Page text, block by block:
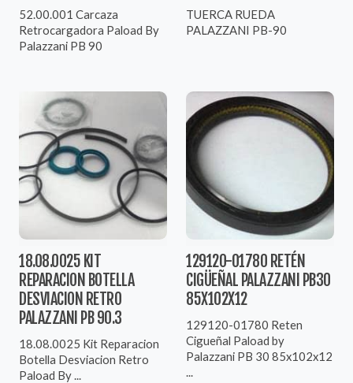
52.00.001 Carcaza
Retrocargadora Paload By
Palazzani PB 90
TUERCA RUEDA
PALAZZANI PB-90
18.08.0025 KIT
REPARACION BOTELLA
DESVIACION RETRO
PALAZZANI PB 90.3
18.08.0025 Kit Reparacion
Botella Desviacion Retro
Paload By ...
129120-01780 RETÉN
CIGÜEÑAL PALAZZANI PB30
85X102X12
129120-01780 Reten
Cigueñal Paload by
Palazzani PB 30 85x102x12